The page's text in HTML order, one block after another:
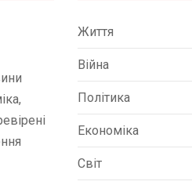
Життя
Війна
Політика
Економіка
Світ